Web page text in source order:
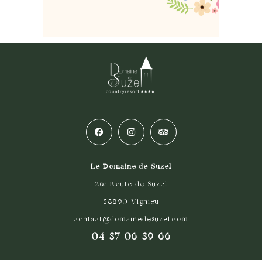
Le Domaine de Suzel
267 Route de Suzel
38890 Vignieu
contact@domainedesuzel.com
04 37 06 39 66